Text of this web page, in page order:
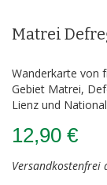
der
Matrei
Wanderkarte von
Gebiet Matrei,
Lienz und
12,90 €
Versandkostenfrei